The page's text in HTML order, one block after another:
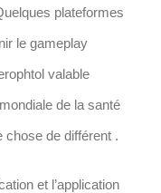
plateformes
le gameplay
valable
de la santé
chose de différent .
et l’application